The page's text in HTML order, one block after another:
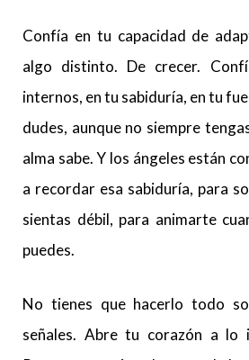
Confía en tu capacidad de
algo distinto. De crecer.
internos, en tu sabiduría, en tu
dudes, aunque no siempre
alma sabe. Y los ángeles están
a recordar esa sabiduría, para
sientas débil, para animarte
puedes.
No tienes que hacerlo todo
señales. Abre tu corazón a lo